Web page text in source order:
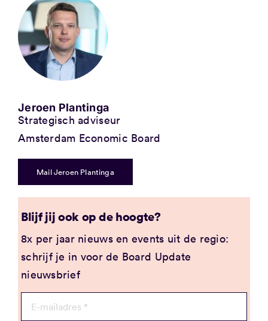
Jeroen Plantinga
Strategisch adviseur
Amsterdam Economic Board
Mail Jeroen Plantinga
Blijf jij ook op de hoogte?
8x per jaar nieuws en events uit de regio:
schrijf je in voor de Board Update
nieuwsbrief